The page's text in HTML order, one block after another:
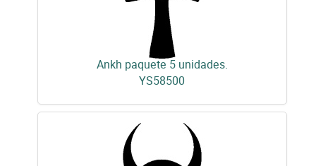
Ankh paquete 5 unidades.
YS58500